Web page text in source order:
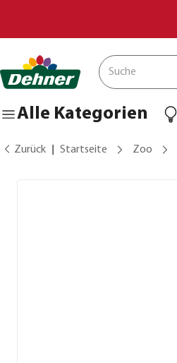
Alle Kategorien
Zurück Startseite Zoo